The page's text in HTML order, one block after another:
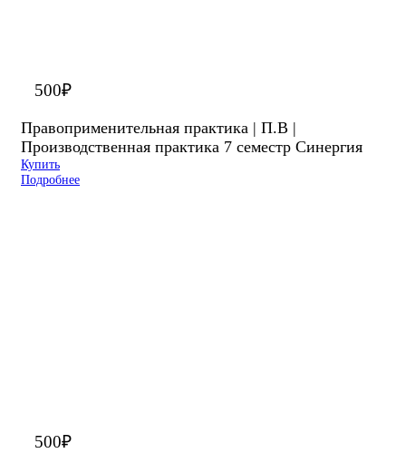
500₽
Правоприменительная практика | П.В |
Производственная практика 7 семестр Синергия
Купить
Подробнее
500₽